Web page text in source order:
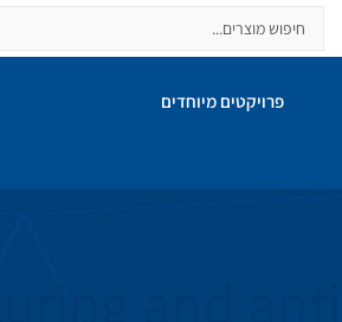
פרויקטים מיוחדים